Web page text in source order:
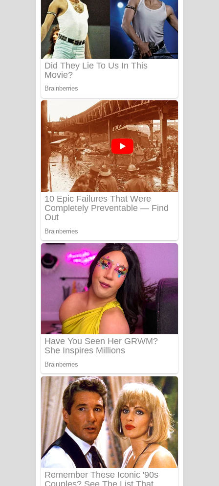
Tharu Yaye Dilena Song Lyrics - තරු
යායේ දිලෙනා ගීතයේ පද පෙළ
Ow Man Sosa Song Lyrics - ඔව් මං
Heavy Weight Song Lyrics
Aye Lanweela Song Lyrics - ආයේ
ලංවීලා ගීතයේ පද පෙළ
Ala purannata Song Lyrics - ආල
පුරන්නට ගීතයේ පද පෙළ
FEVER DREAM Lyrics - Alex Warren
Apa Hamuwee Song Lyrics - අප හමුවී
ගීතයේ පද පෙළ
PATHINIYE Song Lyrics - පතිනියනේ
ගීතයේ පද පෙළ
Sorry Sir Song Lyrics - සොරි සර්
ගීතයේ පද පෙළ
Mathaka Aluthin Liyanna Song Lyrics
- මතක අලුතින් ලියන්න ගීතයේ පද පෙළ
Sandak Awith Song Lyrics - සඳක් ඇවිත්
ගීතයේ පද පෙළ
Swetha Sande Song Lyrics - ශ්වේත
සඳේ ගීතයේ පද පෙළ